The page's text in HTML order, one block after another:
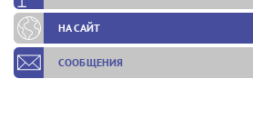
НА САЙТ
СООБЩЕНИЯ